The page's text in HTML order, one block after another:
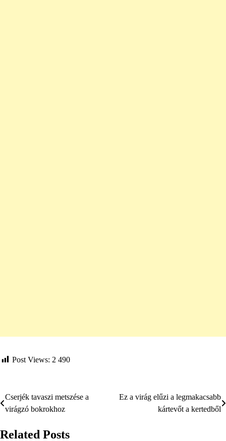
Post Views: 2 490
Bejegyzés
navigáció
Cserjék tavaszi metszése a
virágzó bokrokhoz
Ez a virág elűzi a legmakacsabb
kártevőt a kertedből
Related Posts